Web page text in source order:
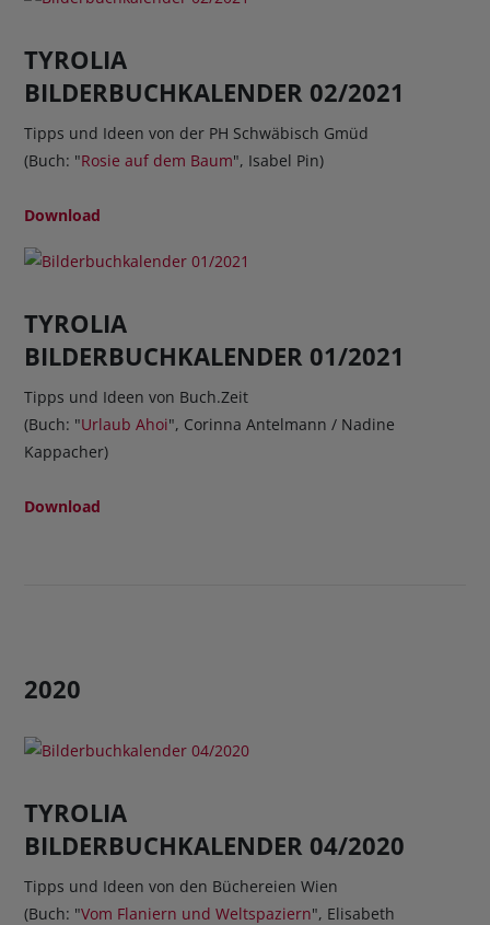
TYROLIA
BILDERBUCHKALENDER 02/2021
Tipps und Ideen von der PH Schwäbisch Gmüd
(Buch: "Rosie auf dem Baum", Isabel Pin)
Download
TYROLIA
BILDERBUCHKALENDER 01/2021
Tipps und Ideen von Buch.Zeit
(Buch: "Urlaub Ahoi", Corinna Antelmann / Nadine
Kappacher)
Download
2020
TYROLIA
BILDERBUCHKALENDER 04/2020
Tipps und Ideen von den Büchereien Wien
(Buch: "Vom Flaniern und Weltspaziern", Elisabeth